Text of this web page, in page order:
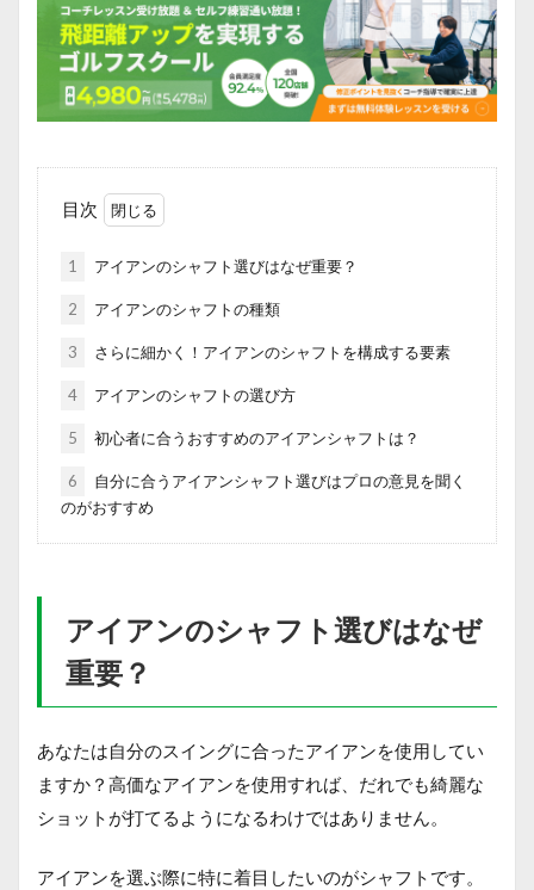
目次
1 アイアンのシャフト選びはなぜ重要？
2 アイアンのシャフトの種類
3 さらに細かく！アイアンのシャフトを構成する要素
4 アイアンのシャフトの選び方
5 初心者に合うおすすめのアイアンシャフトは？
6
自分に合うアイアンシャフト選びはプロの意見を聞く
のがおすすめ
アイアンのシャフト選びはなぜ
重要？
あなたは自分のスイングに合ったアイアンを使用してい
ますか？高価なアイアンを使用すれば、だれでも綺麗な
ショットが打てるようになるわけではありません。
アイアンを選ぶ際に特に着目したいのがシャフトです。